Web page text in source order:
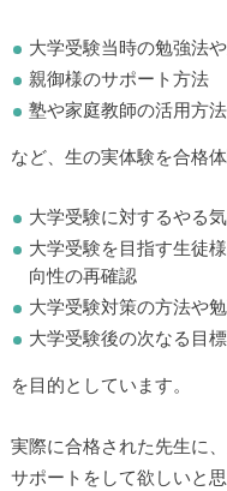
大学受験当時の勉強法
親御様のサポート方法
塾や家庭教師の活用方法
など、生の実体験を合格
大学受験に対するやる
大学受験を目指す生徒
向性の再確認
大学受験対策の方法や
大学受験後の次なる目
を目的としています。
実際に合格された先生に
サポートをして欲しいと